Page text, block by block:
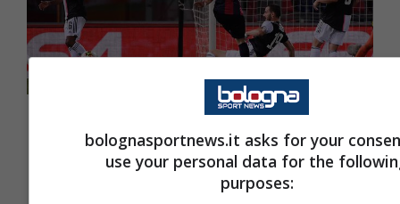
23 Giugno 2020 - 05:14
bolognasportnews.it asks for your
use your personal data for the
purposes: